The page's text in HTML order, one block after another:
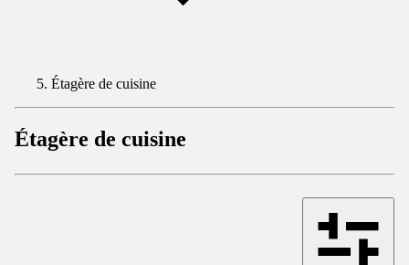
Étagère de cuisine
Étagère de cuisine